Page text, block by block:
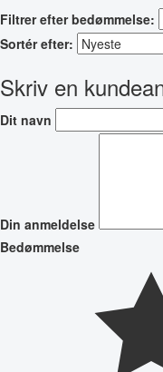
Filtrer efter bedømmelse:
Sortér efter:
Skriv en
Dit navn
Din anmeldelse
Bedømmelse